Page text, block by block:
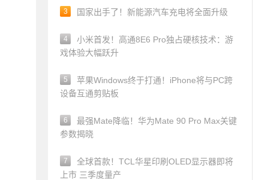
3 国家出手了！新能源汽车充电将全面升级
4
小米首发！高通8E6 Pro独占硬核技术：游
戏体验大幅跃升
5
苹果Windows终于打通！iPhone将与PC跨
设备互通剪贴板
6
最强Mate降临！华为Mate 90 Pro Max关键
参数揭晓
7
全球首款！TCL华星印刷OLED显示器即将
上市 三季度量产